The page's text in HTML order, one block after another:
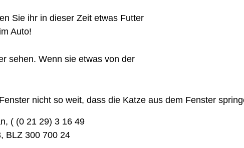
Sie ihr in dieser Zeit etwas Futter
Auto!
sehen. Wenn sie etwas von der
nicht so weit, dass die Katze aus dem Fenster
( (0 21 29) 3 16 49
BLZ 300 700 24